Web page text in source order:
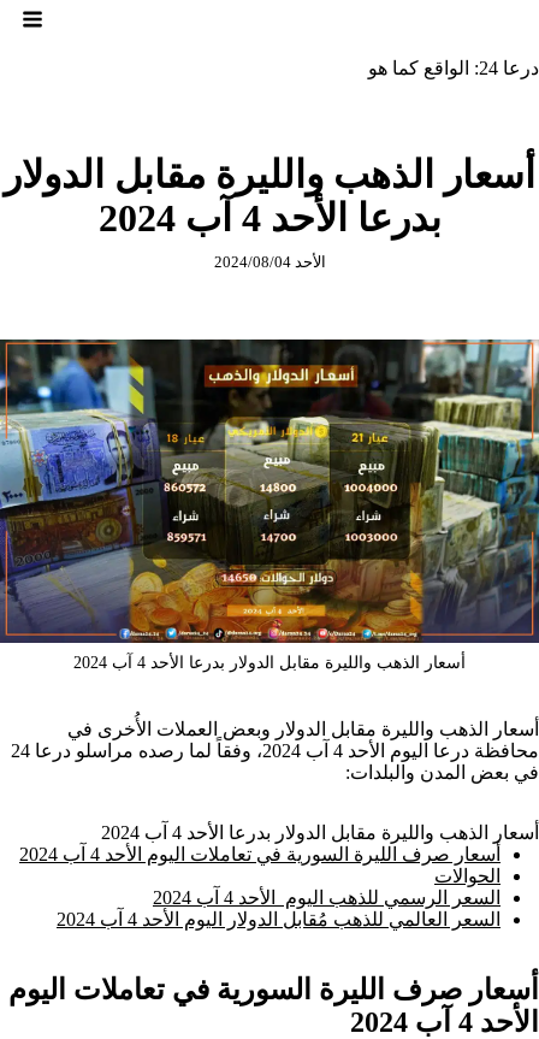
درعا 24: الواقع كما هو
أسعار الذهب والليرة مقابل الدولار
بدرعا الأحد 4 آب 2024
الأحد 2024/08/04
أسعار الذهب والليرة مقابل الدولار بدرعا الأحد 4 آب 2024
أسعار الذهب والليرة مقابل الدولار وبعض العملات الأُخرى في
محافظة درعا اليوم الأحد 4 آب 2024، وفقاً لما رصده مراسلو درعا 24
في بعض المدن والبلدات:
أسعار الذهب والليرة مقابل الدولار بدرعا الأحد 4 آب 2024
أسعار صرف الليرة السورية في تعاملات اليوم الأحد 4 آب 2024
الحوالات
السعر الرسمي للذهب اليوم الأحد 4 آب 2024
السعر العالمي للذهب مُقابل الدولار اليوم الأحد 4 آب 2024
أسعار صرف الليرة السورية في تعاملات اليوم
الأحد 4 آب 2024